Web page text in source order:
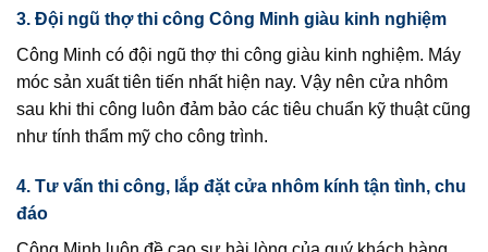
3. Đội ngũ thợ thi công Công Minh giàu kinh nghiệm
Công Minh có đội ngũ thợ thi công giàu kinh nghiệm. Máy
móc sản xuất tiên tiến nhất hiện nay. Vậy nên cửa nhôm
sau khi thi công luôn đảm bảo các tiêu chuẩn kỹ thuật cũng
như tính thẩm mỹ cho công trình.
4. Tư vấn thi công, lắp đặt cửa nhôm kính tận tình, chu
đáo